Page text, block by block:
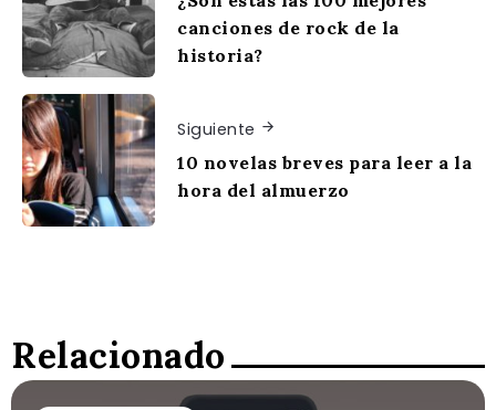
canciones de rock de la
historia?
Siguiente
10 novelas breves para leer a la
hora del almuerzo
Relacionado